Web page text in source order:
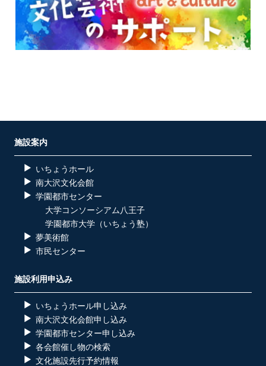
施設案内
いちょうホール
南大沢文化会館
学園都市センター
大学コンソーシアム八王子
学園都市大学（いちょう塾）
夢美術館
市民センター
施設利用申込み
いちょうホール申し込み
南大沢文化会館申し込み
学園都市センター申し込み
各会館催し物の検索
文化施設先行予約情報